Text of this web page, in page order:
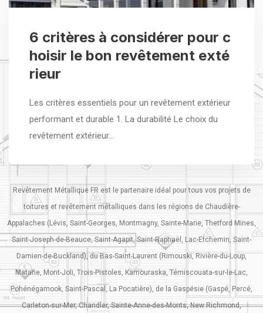
6 critères à considérer pour c
hoisir le bon revêtement exté
rieur
Les critères essentiels pour un revêtement extérieur
performant et durable 1. La durabilité Le choix du
revêtement extérieur…
Revêtement Métallique FR est le partenaire idéal pour tous vos projets de
toitures et revêtement métalliques dans les régions de Chaudière-
Appalaches (Lévis, Saint-Georges, Montmagny, Sainte-Marie, Thetford Mines,
Saint-Joseph-de-Beauce, Saint-Agapit, Saint-Raphaël, Lac-Etchemin, Saint-
Damien-de-Buckland), du Bas-Saint-Laurent (Rimouski, Rivière-du-Loup,
Matane, Mont-Joli, Trois-Pistoles, Kamouraska, Témiscouata-sur-le-Lac,
Pohénégamook, Saint-Pascal, La Pocatière), de la Gaspésie (Gaspé, Percé,
Carleton-sur-Mer, Chandler, Sainte-Anne-des-Monts, New Richmond,